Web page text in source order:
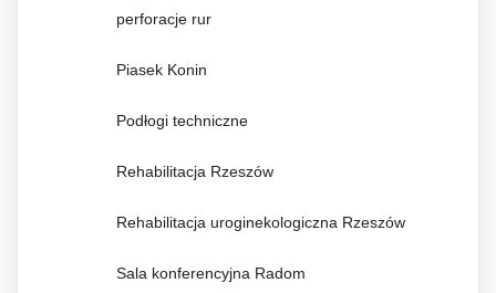
perforacje rur
Piasek Konin
Podłogi techniczne
Rehabilitacja Rzeszów
Rehabilitacja uroginekologiczna Rzeszów
Sala konferencyjna Radom